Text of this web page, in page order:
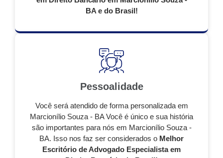
BA e do Brasil!
Pessoalidade
Você será atendido de forma personalizada em
Marcionílio Souza - BA Você é único e sua história
são importantes para nós em Marcionílio Souza -
BA. Isso nos faz ser considerados o Melhor
Escritório de Advogado Especialista em